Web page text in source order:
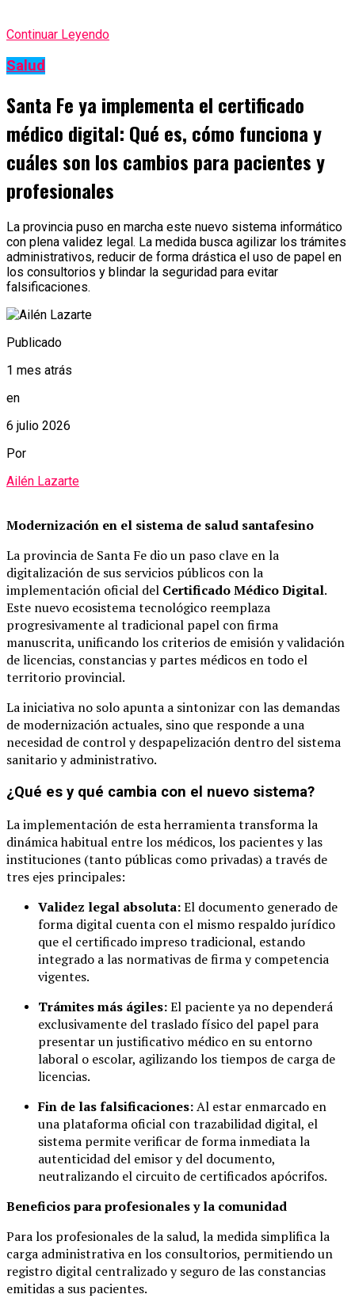
Continuar Leyendo
Salud
Santa Fe ya implementa el certificado
médico digital: Qué es, cómo funciona y
cuáles son los cambios para pacientes y
profesionales
La provincia puso en marcha este nuevo sistema informático
con plena validez legal. La medida busca agilizar los trámites
administrativos, reducir de forma drástica el uso de papel en
los consultorios y blindar la seguridad para evitar
falsificaciones.
Publicado
1 mes atrás
en
6 julio 2026
Por
Ailén Lazarte
Modernización en el sistema de salud santafesino
La provincia de Santa Fe dio un paso clave en la
digitalización de sus servicios públicos con la
implementación oficial del Certificado Médico Digital.
Este nuevo ecosistema tecnológico reemplaza
progresivamente al tradicional papel con firma
manuscrita, unificando los criterios de emisión y validación
de licencias, constancias y partes médicos en todo el
territorio provincial.
La iniciativa no solo apunta a sintonizar con las demandas
de modernización actuales, sino que responde a una
necesidad de control y despapelización dentro del sistema
sanitario y administrativo.
¿Qué es y qué cambia con el nuevo sistema?
La implementación de esta herramienta transforma la
dinámica habitual entre los médicos, los pacientes y las
instituciones (tanto públicas como privadas) a través de
tres ejes principales:
Validez legal absoluta:El documento generado de
forma digital cuenta con el mismo respaldo jurídico
que el certificado impreso tradicional, estando
integrado a las normativas de firma y competencia
vigentes.
Trámites más ágiles:El paciente ya no dependerá
exclusivamente del traslado físico del papel para
presentar un justificativo médico en su entorno
laboral o escolar, agilizando los tiempos de carga de
licencias.
Fin de las falsificaciones:Al estar enmarcado en
una plataforma oficial con trazabilidad digital, el
sistema permite verificar de forma inmediata la
autenticidad del emisor y del documento,
neutralizando el circuito de certificados apócrifos.
Beneficios para profesionales y la comunidad
Para los profesionales de la salud, la medida simplifica la
carga administrativa en los consultorios, permitiendo un
registro digital centralizado y seguro de las constancias
emitidas a sus pacientes.